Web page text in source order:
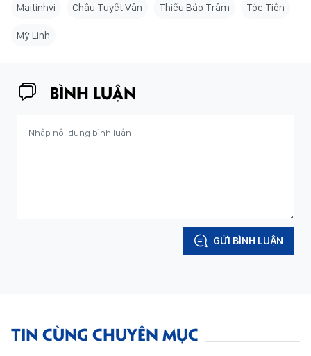
Maitinhvi Châu Tuyết Vân Thiều Bảo Trâm Tóc Tiên
Mỹ Linh
BÌNH LUẬN
GỬI BÌNH LUẬN
TIN CÙNG CHUYÊN MỤC